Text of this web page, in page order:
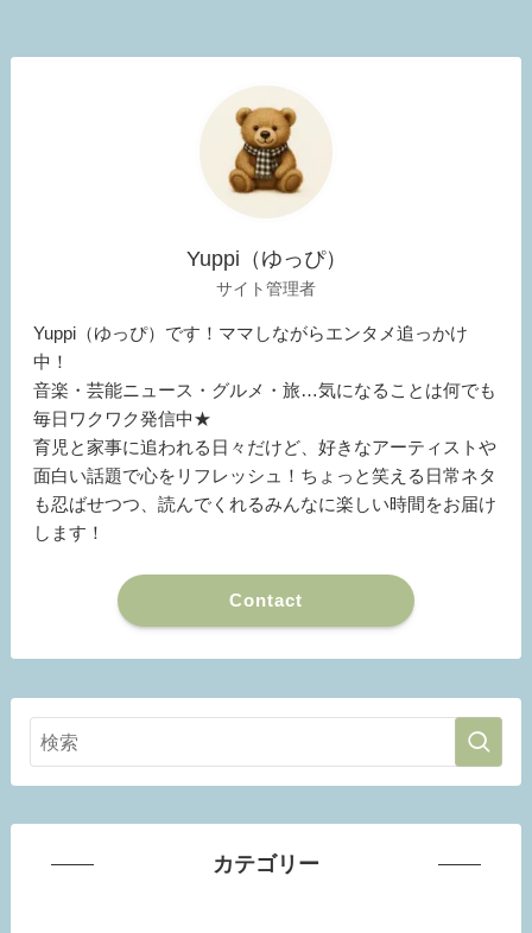
Yuppi（ゆっぴ）
サイト管理者
Yuppi（ゆっぴ）です！ママしながらエンタメ追っかけ
中！
音楽・芸能ニュース・グルメ・旅…気になることは何でも
毎日ワクワク発信中★
育児と家事に追われる日々だけど、好きなアーティストや
面白い話題で心をリフレッシュ！ちょっと笑える日常ネタ
も忍ばせつつ、読んでくれるみんなに楽しい時間をお届け
します！
Contact
カテゴリー